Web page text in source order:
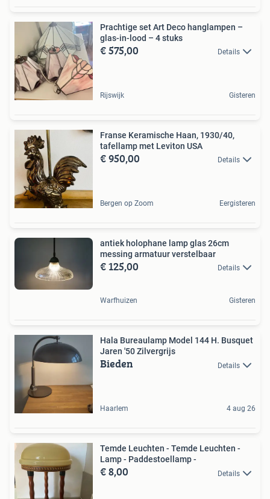
Prachtige set Art Deco hanglampen –
glas-in-lood – 4 stuks
€ 575,00 Details
Rijswijk Gisteren
Franse Keramische Haan, 1930/40,
tafellamp met Leviton USA
€ 950,00 Details
Bergen op Zoom Eergisteren
antiek holophane lamp glas 26cm
messing armatuur verstelbaar
€ 125,00 Details
Warfhuizen Gisteren
Hala Bureaulamp Model 144 H. Busquet
Jaren '50 Zilvergrijs
Bieden Details
Haarlem 4 aug 26
Temde Leuchten - Temde Leuchten -
Lamp - Paddestoellamp -
€ 8,00 Details